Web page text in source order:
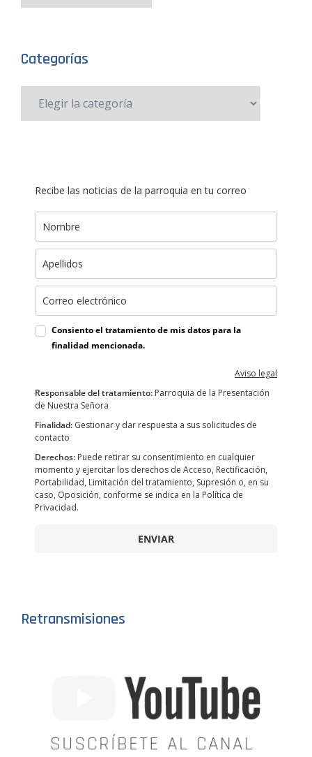
Categorías
Recibe las noticias de la parroquia en tu correo
Consiento el tratamiento de mis datos para la
finalidad mencionada.
Aviso legal
Responsable del tratamiento: Parroquia de la Presentación
de Nuestra Señora
Finalidad: Gestionar y dar respuesta a sus solicitudes de
contacto
Derechos: Puede retirar su consentimiento en cualquier
momento y ejercitar los derechos de Acceso, Rectificación,
Portabilidad, Limitación del tratamiento, Supresión o, en su
caso, Oposición, conforme se indica en la Política de
Privacidad.
ENVIAR
Retransmisiones